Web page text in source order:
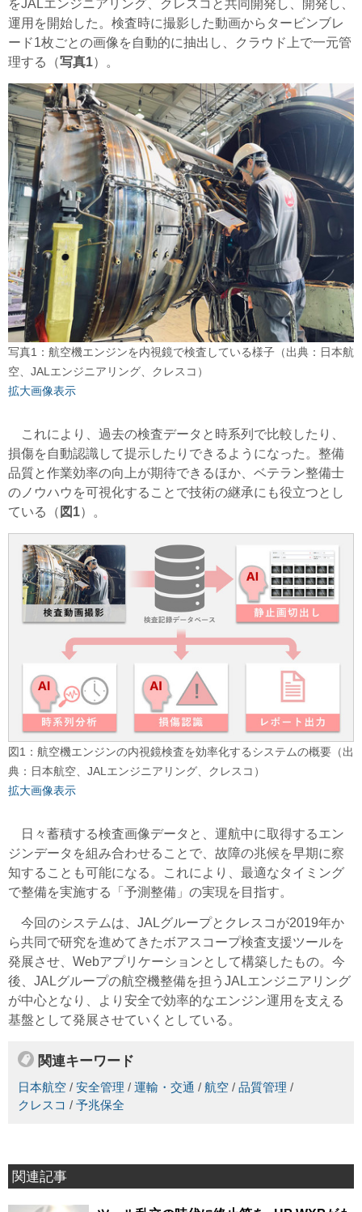
をJALエンジニアリング、クレスコと共同開発し、開発し、
運用を開始した。検査時に撮影した動画からタービンブレ
ード1枚ごとの画像を自動的に抽出し、クラウド上で一元管
理する（写真1）。
写真1：航空機エンジンを内視鏡で検査している様子（出典：日本航
空、JALエンジニアリング、クレスコ）
拡大画像表示
これにより、過去の検査データと時系列で比較したり、
損傷を自動認識して提示したりできるようになった。整備
品質と作業効率の向上が期待できるほか、ベテラン整備士
のノウハウを可視化することで技術の継承にも役立つとし
ている（ 図1）。
図1：航空機エンジンの内視鏡検査を効率化するシステムの概要（出
典：日本航空、JALエンジニアリング、クレスコ）
拡大画像表示
日々蓄積する検査画像データと、運航中に取得するエン
ジンデータを組み合わせることで、故障の兆候を早期に察
知することも可能になる。これにより、最適なタイミング
で整備を実施する「予測整備」の実現を目指す。
今回のシステムは、JALグループとクレスコが2019年か
ら共同で研究を進めてきたボアスコープ検査支援ツールを
発展させ、Webアプリケーションとして構築したもの。今
後、JALグループの航空機整備を担うJALエンジニアリング
が中心となり、より安全で効率的なエンジン運用を支える
基盤として発展させていくとしている。
関連キーワード
日本航空 / 安全管理 / 運輸・交通 / 航空 / 品質管理 /
クレスコ / 予兆保全
関連記事